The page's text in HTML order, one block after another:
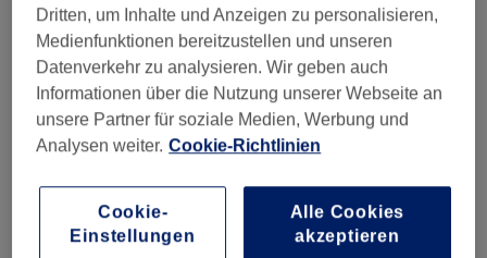
hochzeitsfrisuren in der Nähe von Wiener Platz, Köln
Dritten, um Inhalte und Anzeigen zu personalisieren,
Medienfunktionen bereitzustellen und unseren
Datenverkehr zu analysieren. Wir geben auch
Informationen über die Nutzung unserer Webseite an
unsere Partner für soziale Medien, Werbung und
Analysen weiter. Cookie-Richtlinien
Cookie-
Einstellungen
Alle Cookies
akzeptieren